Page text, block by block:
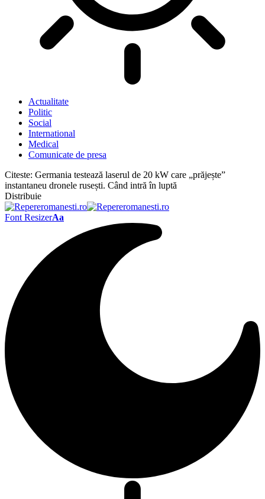
Actualitate
Politic
Social
International
Medical
Comunicate de presa
Citeste: Germania testează laserul de 20 kW care „prăjește”
instantaneu dronele rusești. Când intră în luptă
Distribuie
Font ResizerAa